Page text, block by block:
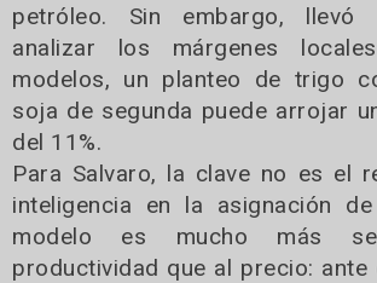
petróleo. Sin embargo, llevó
analizar los márgenes
modelos, un planteo de trigo
soja de segunda puede arrojar
del 11%.
Para Salvaro, la clave no es el
inteligencia en la asignación
modelo es mucho más
productividad que al precio: ante